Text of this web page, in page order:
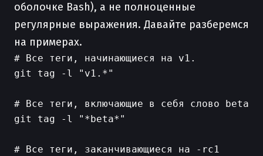
оболочке Bash), а не полноценные
регулярные выражения. Давайте разберемся
на примерах.
# Все теги, начинающиеся на v1.
git tag -l "v1.*"
# Все теги, включающие в себя слово beta
git tag -l "*beta*"
# Все теги, заканчивающиеся на -rc1